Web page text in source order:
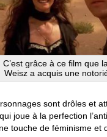
C’est grâce à ce film que
Weisz a acquis une
sont drôles et
joue à la perfection
touche de féminisme et